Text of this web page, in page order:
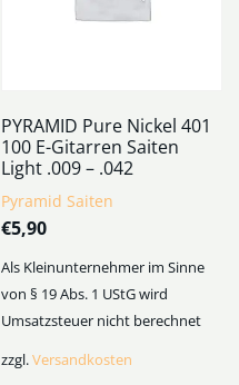
PYRAMID Pure Nickel 401
100 E-Gitarren Saiten
Light .009 – .042
Pyramid Saiten
€5,90
Als Kleinunternehmer im Sinne
von § 19 Abs. 1 UStG wird
Umsatzsteuer nicht berechnet
zzgl.Versandkosten